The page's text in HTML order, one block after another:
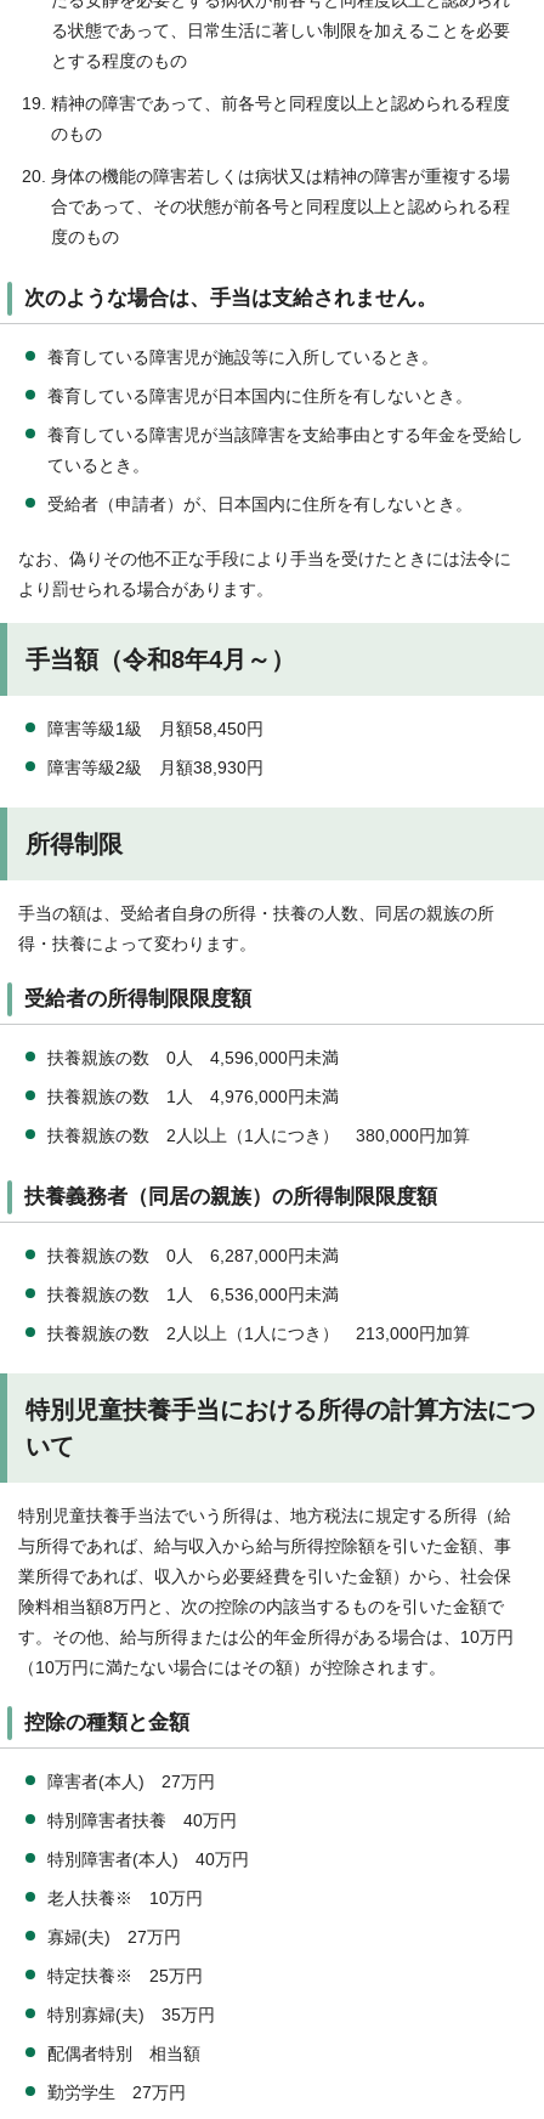
る状態であって、日常生活に著しい制限を加えることを必要
とする程度のもの
精神の障害であって、前各号と同程度以上と認められる程度
のもの
身体の機能の障害若しくは病状又は精神の障害が重複する場
合であって、その状態が前各号と同程度以上と認められる程
度のもの
次のような場合は、手当は支給されません。
養育している障害児が施設等に入所しているとき。
養育している障害児が日本国内に住所を有しないとき。
養育している障害児が当該障害を支給事由とする年金を受給し
ているとき。
受給者（申請者）が、日本国内に住所を有しないとき。
なお、偽りその他不正な手段により手当を受けたときには法令に
より罰せられる場合があります。
手当額（令和8年4月～）
障害等級1級 月額58,450円
障害等級2級 月額38,930円
所得制限
手当の額は、受給者自身の所得・扶養の人数、同居の親族の所
得・扶養によって変わります。
受給者の所得制限限度額
扶養親族の数 0人 4,596,000円未満
扶養親族の数 1人 4,976,000円未満
扶養親族の数 2人以上（1人につき） 380,000円加算
扶養義務者（同居の親族）の所得制限限度額
扶養親族の数 0人 6,287,000円未満
扶養親族の数 1人 6,536,000円未満
扶養親族の数 2人以上（1人につき） 213,000円加算
特別児童扶養手当における所得の計算方法につ
いて
特別児童扶養手当法でいう所得は、地方税法に規定する所得（給
与所得であれば、給与収入から給与所得控除額を引いた金額、事
業所得であれば、収入から必要経費を引いた金額）から、社会保
険料相当額8万円と、次の控除の内該当するものを引いた金額で
す。その他、給与所得または公的年金所得がある場合は、10万円
（10万円に満たない場合にはその額）が控除されます。
控除の種類と金額
障害者(本人) 27万円
特別障害者扶養 40万円
特別障害者(本人) 40万円
老人扶養※ 10万円
寡婦(夫) 27万円
特定扶養※ 25万円
特別寡婦(夫) 35万円
配偶者特別 相当額
勤労学生 27万円